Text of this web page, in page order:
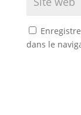
dans le